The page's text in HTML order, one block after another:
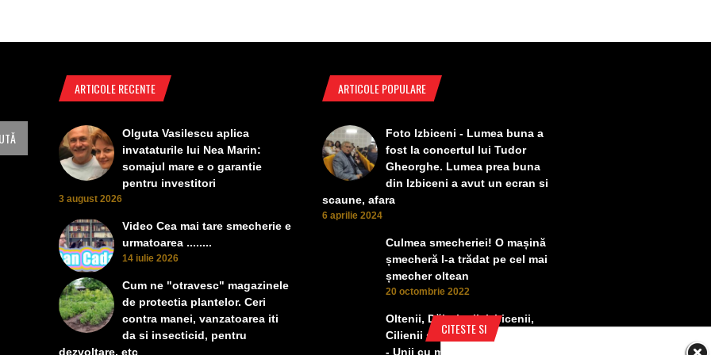
CITESTE SI
ARTICOLE RECENTE
Olguta Vasilescu aplica
invataturile lui Nea Marin:
somajul mare e o garantie
pentru investitori
3 august 2026
Video Cea mai tare smecherie e
urmatoarea ........
14 iulie 2026
Cum ne "otravesc" magazinele
de protectia plantelor. Ceri
contra manei, vanzatoarea iti
da si insecticid, pentru
dezvoltare, etc
ARTICOLE POPULARE
Foto Izbiceni - Lumea buna a
fost la concertul lui Tudor
Gheorghe. Lumea prea buna
din Izbiceni a avut un ecran si
scaune, afara
6 aprilie 2024
Culmea smecheriei! O mașină
șmecheră l-a trădat pe cel mai
șmecher oltean
20 octombrie 2022
Oltenii, Dăbulenii, Izbicenii,
Cilienii s-au înfrățit cu Puchenii
- Unii cu munca, alții cu